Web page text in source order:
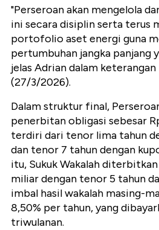
"Perseroan akan mengelola
ini secara disiplin serta terus
portofolio aset energi guna
pertumbuhan jangka panjang
jelas Adrian dalam
(27/3/2026).
Dalam struktur final,
penerbitan obligasi sebesar
terdiri dari tenor lima tahun
dan tenor 7 tahun dengan
itu, Sukuk Wakalah
miliar dengan tenor 5 tahun
imbal hasil wakalah masing-
8,50% per tahun, yang
triwulanan.